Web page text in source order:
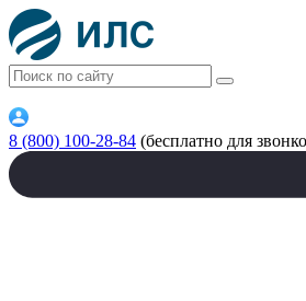
8 (800) 100-28-84 (бесплатно для